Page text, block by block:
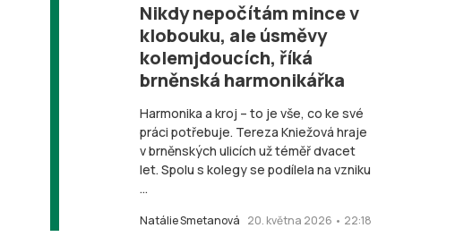
Nikdy nepočítám mince v
klobouku, ale úsměvy
kolemjdoucích, říká
brněnská harmonikářka
Harmonika a kroj – to je vše, co ke své
práci potřebuje. Tereza Kniežová hraje
v brněnských ulicích už téměř dvacet
let. Spolu s kolegy se podílela na vzniku
...
Natálie Smetanová 20. května 2026 • 22:18